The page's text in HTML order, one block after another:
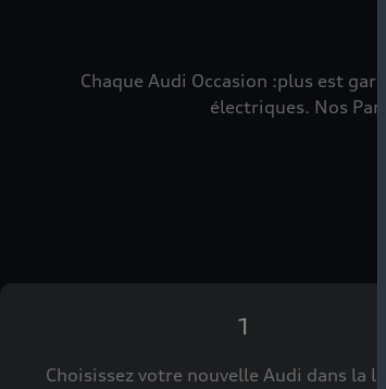
Chaque Audi Occasion :plus est
électriques. Nos
1
Choisissez votre nouvelle Audi dans la